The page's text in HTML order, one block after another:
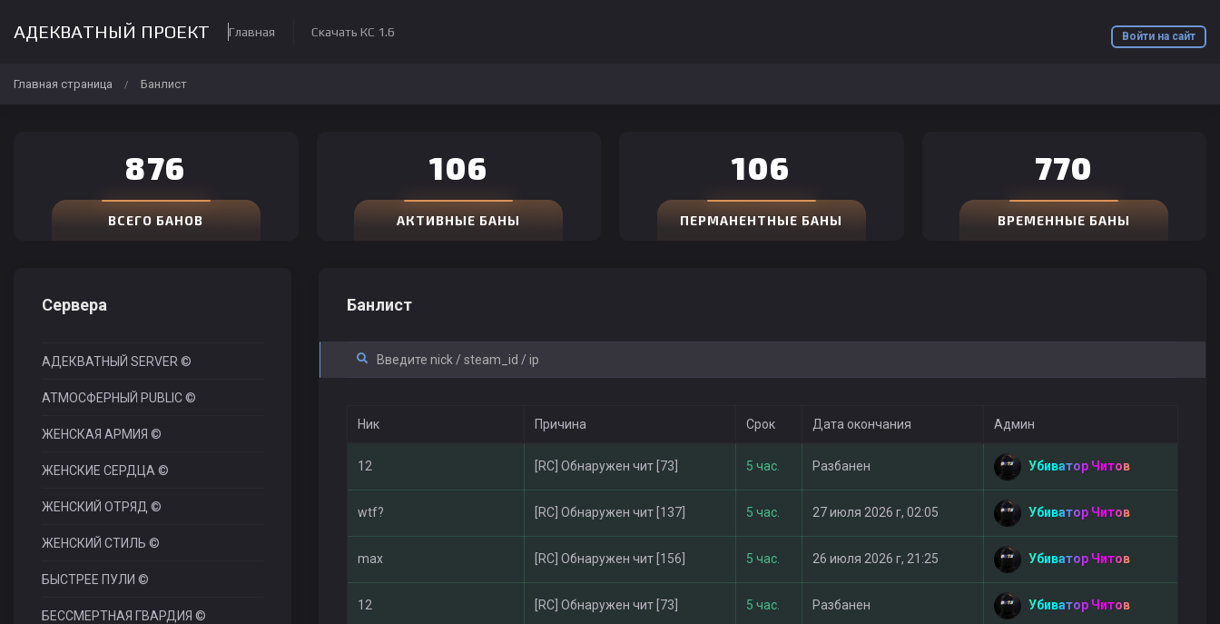
Войти на сайт
АДЕКВАТНЫЙ ПРОЕКТ Главная Скачать КС 1.6
Главная страница / Банлист
876
ВСЕГО БАНОВ
106
АКТИВНЫЕ БАНЫ
106
ПЕРМАНЕНТНЫЕ БАНЫ
770
ВРЕМЕННЫЕ БАНЫ
Банлист
Ник Причина Срок Дата окончания Админ
12 [RC] Обнаружен чит [73] 5 час. Разбанен Убиватор Читов
wtf? [RC] Обнаружен чит [137] 5 час. 27 июля 2026 г, 02:05 Убиватор Читов
max [RC] Обнаружен чит [156] 5 час. 26 июля 2026 г, 21:25 Убиватор Читов
12 [RC] Обнаружен чит [73] 5 час. Разбанен Убиватор Читов
Сервера
АДЕКВАТНЫЙ SERVER ©
АТМОСФЕРНЫЙ PUBLIC ©
ЖЕНСКАЯ АРМИЯ ©
ЖЕНСКИЕ СЕРДЦА ©
ЖЕНСКИЙ ОТРЯД ©
ЖЕНСКИЙ СТИЛЬ ©
БЫСТРЕЕ ПУЛИ ©
БЕССМЕРТНАЯ ГВАРДИЯ ©